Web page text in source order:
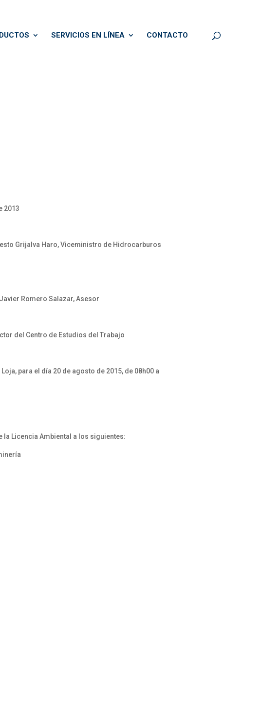
SERVICIOS EN LÍNEA CONTACTO
2013
Grijalva Haro, Viceministro de Hidrocarburos
Romero Salazar, Asesor
del Centro de Estudios del Trabajo
para el día 20 de agosto de 2015, de 08h00 a
la Licencia Ambiental a los siguientes: